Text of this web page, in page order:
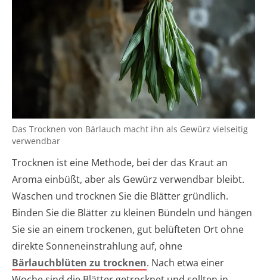
Das Trocknen von Bärlauch macht ihn als Gewürz vielseitig
verwendbar
Trocknen ist eine Methode, bei der das Kraut an
Aroma einbüßt, aber als Gewürz verwendbar bleibt.
Waschen und trocknen Sie die Blätter gründlich.
Binden Sie die Blätter zu kleinen Bündeln und hängen
Sie sie an einem trockenen, gut belüfteten Ort ohne
direkte Sonneneinstrahlung auf, ohne
Bärlauchblüten zu trocknen. Nach etwa einer